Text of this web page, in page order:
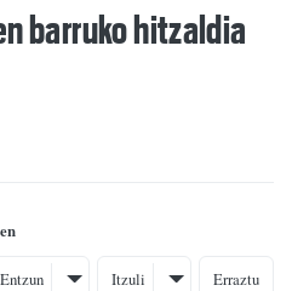
barruko hitzaldia
Entzun Itzuli Erraztu